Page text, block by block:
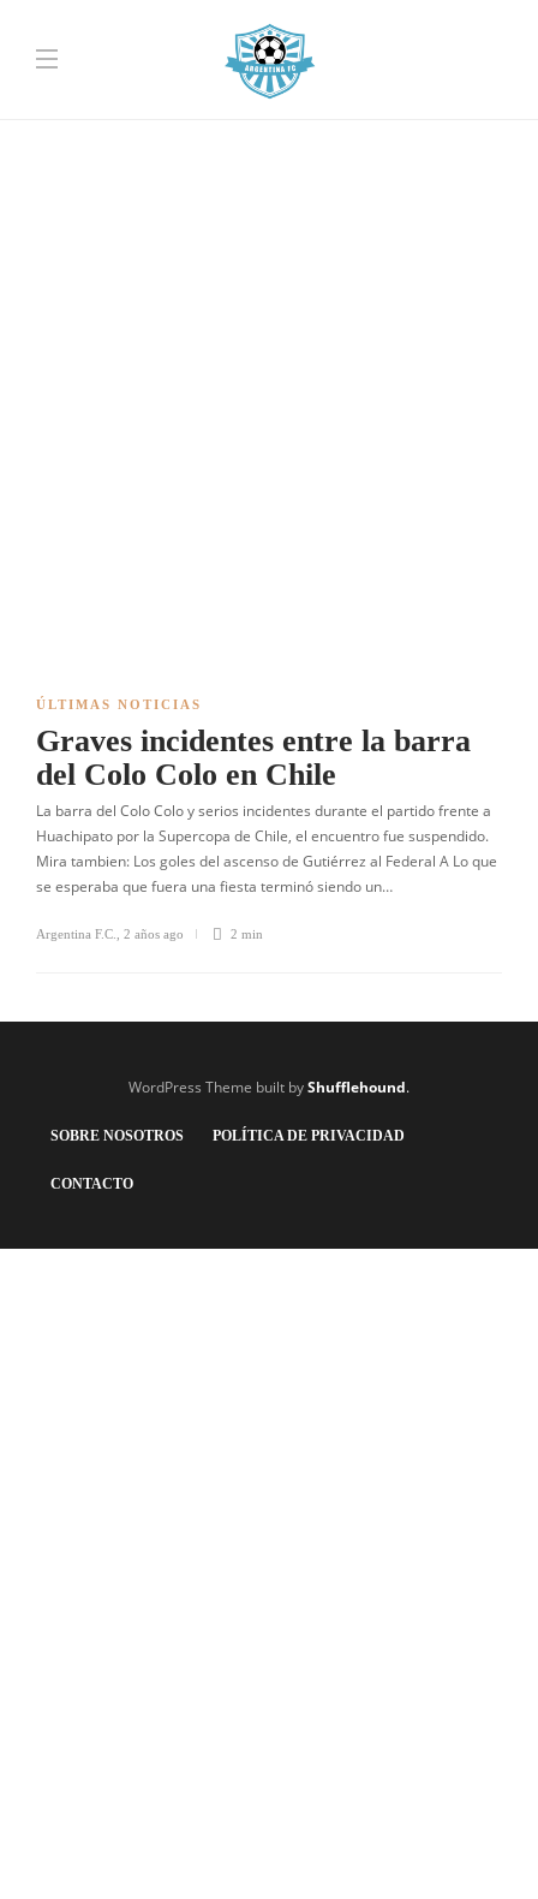
ÚLTIMAS NOTICIAS
Graves incidentes entre la barra
del Colo Colo en Chile
La barra del Colo Colo y serios incidentes durante el partido frente a
Huachipato por la Supercopa de Chile, el encuentro fue suspendido.
Mira tambien: Los goles del ascenso de Gutiérrez al Federal A Lo que
se esperaba que fuera una fiesta terminó siendo un…
Argentina F.C. 2 años ago 2 min
WordPress Theme built byShufflehound.
SOBRE NOSOTROS POLÍTICA DE PRIVACIDAD
CONTACTO